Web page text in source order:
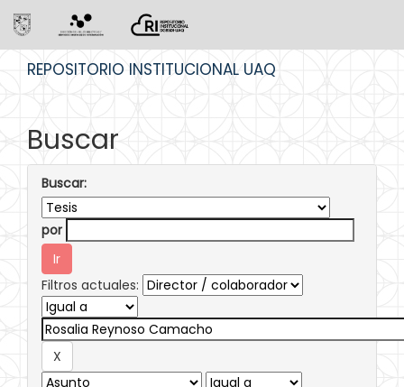
REPOSITORIO INSTITUCIONAL UAQ
Buscar
Buscar:
por
Filtros actuales: